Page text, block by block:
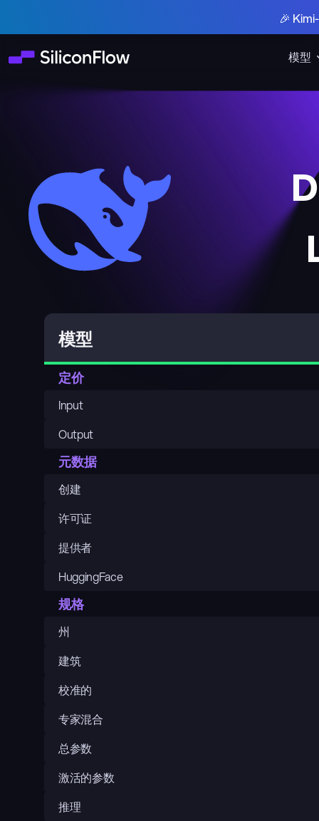
模型
🎉
模型
定价
Input
Output
元数据
创建
许可证
提供者
HuggingFace
规格
州
建筑
校准的
专家混合
总参数
激活的参数
推理